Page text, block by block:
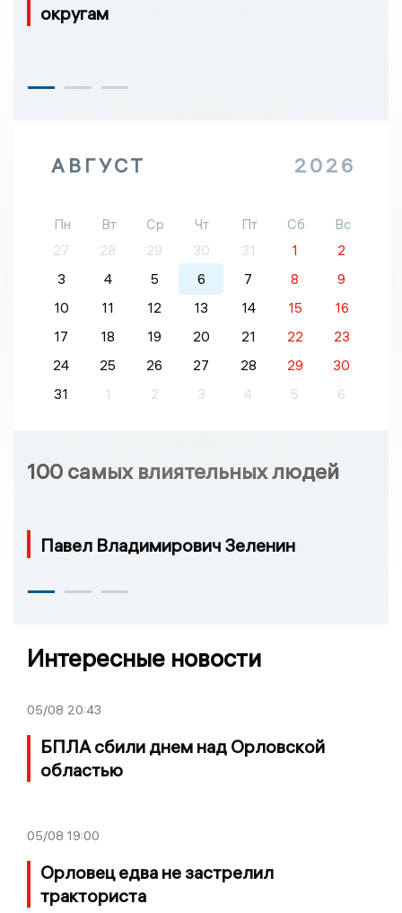
округам
АВГУСТ 2026
Пн Вт Ср Чт Пт Сб
Вс
27
28 29 30 31 1
2
3
4 5 6 7 8
9
10
11 12 13 14 15
16
17
18 19 20 21 22
23
24
25 26 27 28 29
30
31
1 2 3 4 5 6
100 самых влиятельных людей
Павел Владимирович Зеленин
Интересные новости
05/08 20:43
БПЛА сбили днем над Орловской
областью
05/08 19:00
Орловец едва не застрелил
тракториста